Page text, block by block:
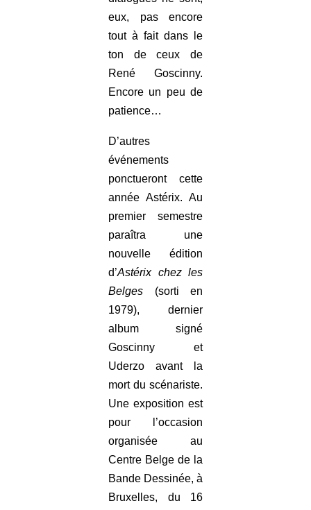
eux, pas encore
tout à fait dans le
ton de ceux de
René Goscinny.
Encore un peu de
patience…
D’autres
événements
ponctueront cette
année Astérix. Au
premier semestre
paraîtra une
nouvelle édition
d’Astérix chez les
Belges (sorti en
1979), dernier
album signé
Goscinny et
Uderzo avant la
mort du scénariste.
Une exposition est
pour l’occasion
organisée au
Centre Belge de la
Bande Dessinée, à
Bruxelles, du 16